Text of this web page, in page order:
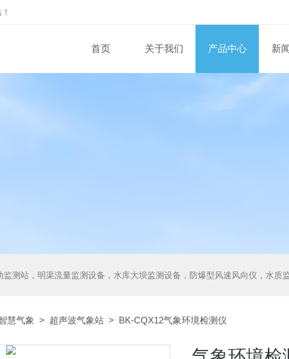
首页 关于我们 产品中心 新
监测站，明渠流量监测设备，水库大坝监测设备，防爆型风速风向仪，水质
慧气象 > 超声波气象站 > BK-CQX12气象环境检测仪